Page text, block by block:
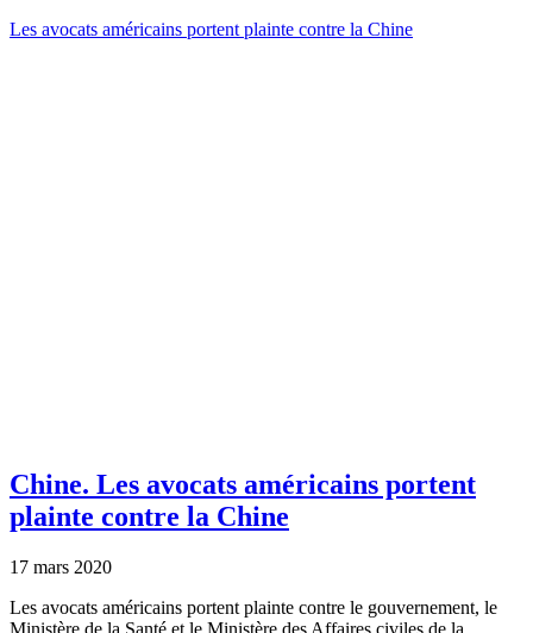
Les avocats américains portent plainte contre la Chine
Chine. Les avocats américains portent
plainte contre la Chine
17 mars 2020
Les avocats américains portent plainte contre le gouvernement, le